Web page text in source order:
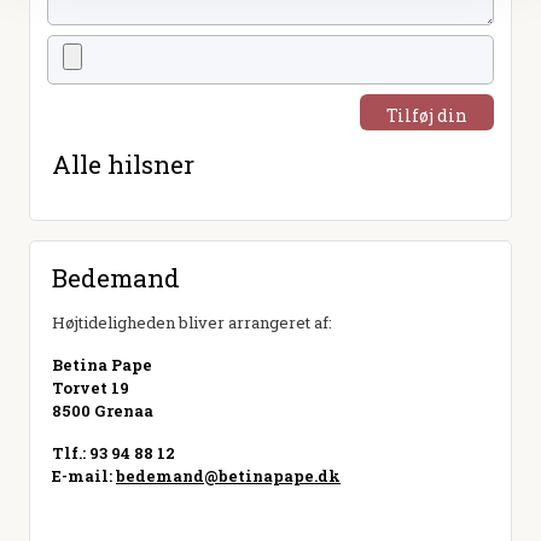
Tilføj din
Alle hilsner
Bedemand
Højtideligheden bliver arrangeret af:
Betina Pape
Torvet 19
8500 Grenaa
Tlf.: 93 94 88 12
E-mail:bedemand@betinapape.dk